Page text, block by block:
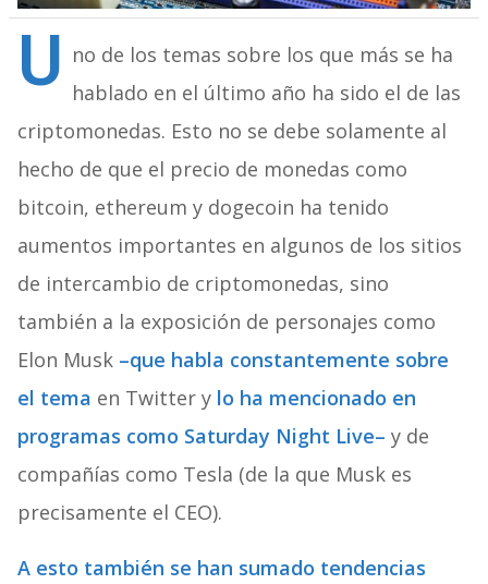
U no de los temas sobre los que más se ha
hablado en el último año ha sido el de las
criptomonedas. Esto no se debe solamente al
hecho de que el precio de monedas como
bitcoin, ethereum y dogecoin ha tenido
aumentos importantes en algunos de los sitios
de intercambio de criptomonedas, sino
también a la exposición de personajes como
Elon Musk –que habla constantemente sobre
el tema en Twitter y lo ha mencionado en
programas como Saturday Night Live– y de
compañías como Tesla (de la que Musk es
precisamente el CEO).
A esto también se han sumado tendencias